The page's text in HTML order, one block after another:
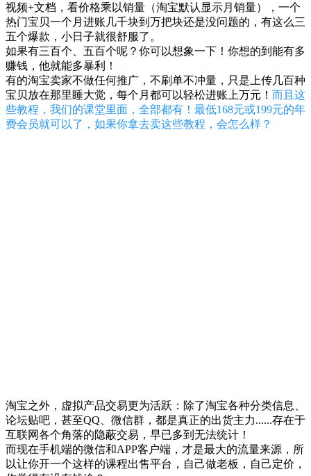
视频+文档，看价格乘以销量（淘宝默认显示月销量），一个
热门宝贝一个月进账几千块到万把块还是没问题的，有这么三
五个爆款，小日子就很舒服了。
如果有三百个、五百个呢？你可以想象一下！你想的到能有多
赚钱，他就能多暴利！
有的淘宝卖家不做任何推广，不刷单不冲量，只是上传几百种
宝贝放在那里睡大觉，每个月都可以轻松进账上万元！ 而且这
些教程，我们的课堂里面，全部都有！最低168元或199元的年
费会员就可以了，如果你拿去卖这些教程，会怎么样？
淘宝之外，虚拟产品交易更为活跃：除了淘宝各种分类信息、
论坛贴吧，甚至QQ、微信群，都是真正的出货主力......存在于
互联网各个角落的隐蔽交易，早已多到无法统计！
而现在手机端的微信和APP客户端，才是最大的流量来源，所
以让你开一个这样的课程出售平台，自己做老板，自己定价，